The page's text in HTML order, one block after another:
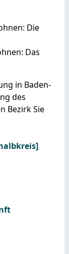
Die
Das
in Baden-
des
Bezirk Sie